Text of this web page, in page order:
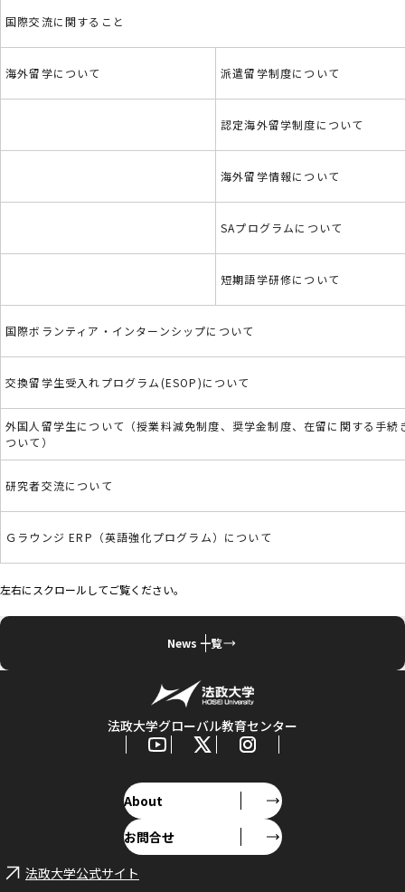
国際交流に関すること
海外留学について 派遣留学制度について
認定海外留学制度について
海外留学情報について
SAプログラムについて
短期語学研修について
国際ボランティア・インターンシップについて
交換留学生受入れプログラム(ESOP)について
外国人留学生について（授業料減免制度、奨学金制度、在留に関する手
ついて）
研究者交流について
Ｇラウンジ ERP（英語強化プログラム）について
左右にスクロールしてご覧ください。
News 一覧
法政大学グローバル教育センター
About
お問合せ
法政大学公式サイト